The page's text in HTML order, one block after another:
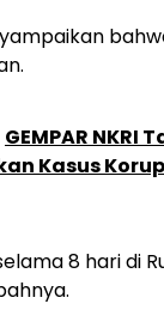
GEMPAR NKRI
Kasus
8 hari di